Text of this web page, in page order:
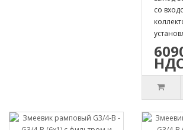
со